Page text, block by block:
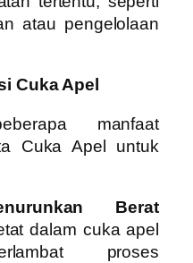
atau pengelolaan
Cuka Apel
manfaat
Cuka Apel untuk
Berat
dalam cuka apel
proses